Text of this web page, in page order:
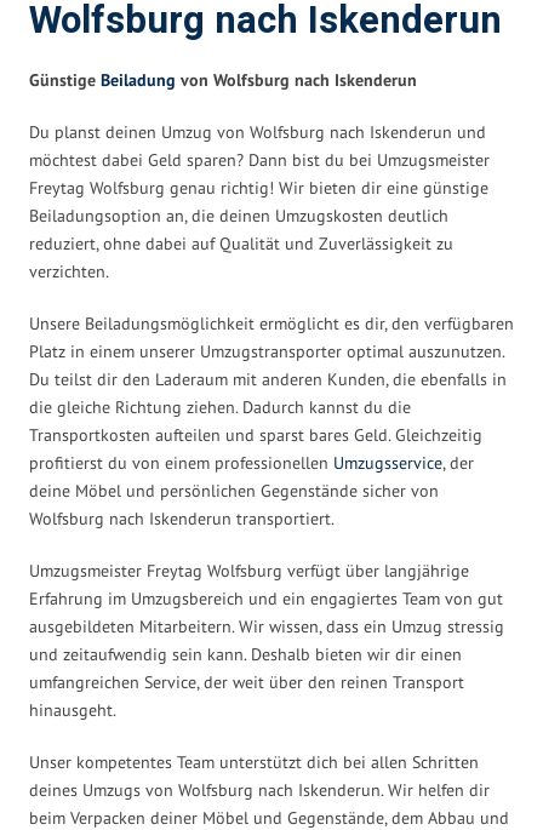
Wolfsburg nach Iskenderun
Günstige Beiladung von Wolfsburg nach Iskenderun
Du planst deinen Umzug von Wolfsburg nach Iskenderun und
möchtest dabei Geld sparen? Dann bist du bei Umzugsmeister
Freytag Wolfsburg genau richtig! Wir bieten dir eine günstige
Beiladungsoption an, die deinen Umzugskosten deutlich
reduziert, ohne dabei auf Qualität und Zuverlässigkeit zu
verzichten.
Unsere Beiladungsmöglichkeit ermöglicht es dir, den verfügbaren
Platz in einem unserer Umzugstransporter optimal auszunutzen.
Du teilst dir den Laderaum mit anderen Kunden, die ebenfalls in
die gleiche Richtung ziehen. Dadurch kannst du die
Transportkosten aufteilen und sparst bares Geld. Gleichzeitig
profitierst du von einem professionellen Umzugsservice, der
deine Möbel und persönlichen Gegenstände sicher von
Wolfsburg nach Iskenderun transportiert.
Umzugsmeister Freytag Wolfsburg verfügt über langjährige
Erfahrung im Umzugsbereich und ein engagiertes Team von gut
ausgebildeten Mitarbeitern. Wir wissen, dass ein Umzug stressig
und zeitaufwendig sein kann. Deshalb bieten wir dir einen
umfangreichen Service, der weit über den reinen Transport
hinausgeht.
Unser kompetentes Team unterstützt dich bei allen Schritten
deines Umzugs von Wolfsburg nach Iskenderun. Wir helfen dir
beim Verpacken deiner Möbel und Gegenstände, dem Abbau und